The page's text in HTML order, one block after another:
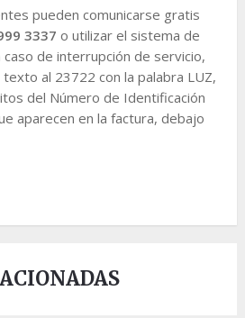
pueden comunicarse gratis
3337 o utilizar el sistema de
caso de interrupción de servicio,
al 23722 con la palabra LUZ,
del Número de Identificación
aparecen en la factura, debajo